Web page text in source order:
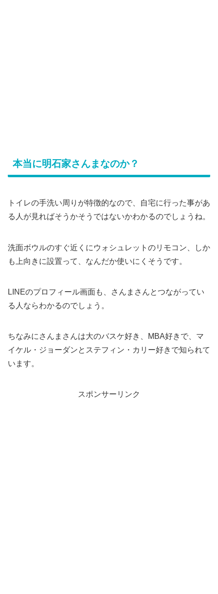
本当に明石家さんまなのか？
トイレの手洗い周りが特徴的なので、自宅に行った事があ
る人が見ればそうかそうではないかわかるのでしょうね。
洗面ボウルのすぐ近くにウォシュレットのリモコン、しか
も上向きに設置って、なんだか使いにくそうです。
LINEのプロフィール画面も、さんまさんとつながってい
る人ならわかるのでしょう。
ちなみにさんまさんは大のバスケ好き、MBA好きで、マ
イケル・ジョーダンとステフィン・カリー好きで知られて
います。
スポンサーリンク